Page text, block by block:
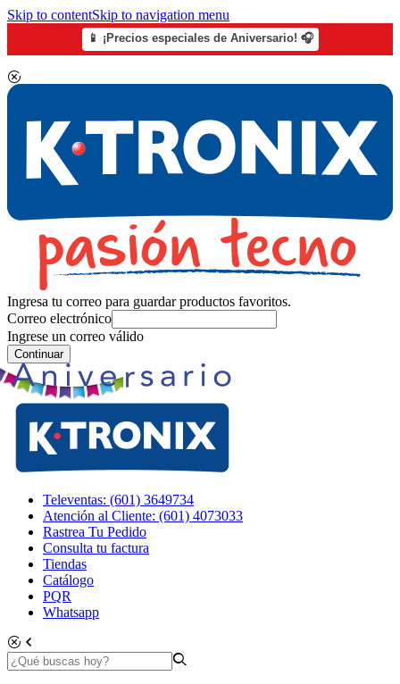
Skip to contentSkip to navigation menu
📱 ¡Precios especiales de Aniversario! 🎧
Ingresa tu correo para guardar productos favoritos.
Correo electrónico
Ingrese un correo válido
Continuar
Televentas: (601) 3649734
Atención al Cliente: (601) 4073033
Rastrea Tu Pedido
Consulta tu factura
Tiendas
Catálogo
PQR
Whatsapp